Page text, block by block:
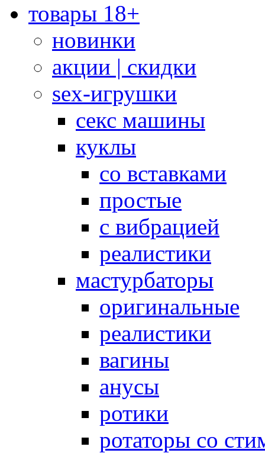
товары 18+
новинки
акции | скидки
sex-игрушки
секс машины
куклы
со вставками
простые
с вибрацией
реалистики
мастурбаторы
оригинальные
реалистики
вагины
анусы
ротики
ротаторы со